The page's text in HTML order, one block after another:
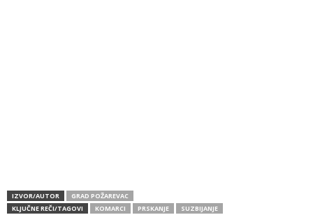
IZVOR/AUTOR
GRAD POŽAREVAC
KLJUČNE REČI/TAGOVI
KOMARCI PRSKANJE SUZBIJANJE